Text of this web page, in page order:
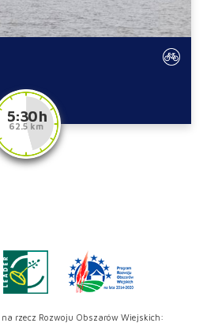
5:30 h
62.5 km
rzecz Rozwoju Obszarów Wiejskich: